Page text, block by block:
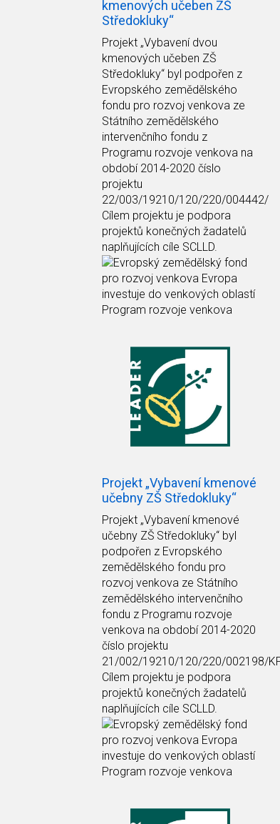
kmenových učeben ZŠ
Středokluky“
Projekt „Vybavení dvou
kmenových učeben ZŠ
Středokluky“ byl podpořen z
Evropského zemědělského
fondu pro rozvoj venkova ze
Státního zemědělského
intervenčního fondu z
Programu rozvoje venkova na
období 2014-2020 číslo
projektu
22/003/19210/120/220/004442/
Cílem projektu je podpora
projektů konečných žadatelů
naplňujících cíle SCLLD.
Projekt „Vybavení kmenové
učebny ZŠ Středokluky“
Projekt „Vybavení kmenové
učebny ZŠ Středokluky“ byl
podpořen z Evropského
zemědělského fondu pro
rozvoj venkova ze Státního
zemědělského intervenčního
fondu z Programu rozvoje
venkova na období 2014-2020
číslo projektu
21/002/19210/120/220/002198/
Cílem projektu je podpora
projektů konečných žadatelů
naplňujících cíle SCLLD.